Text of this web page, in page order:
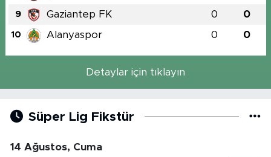
9 Gaziantep FK 0 0
10 Alanyaspor 0 0
Detaylar için tıklayın
Süper Lig Fikstür
14 Ağustos, Cuma